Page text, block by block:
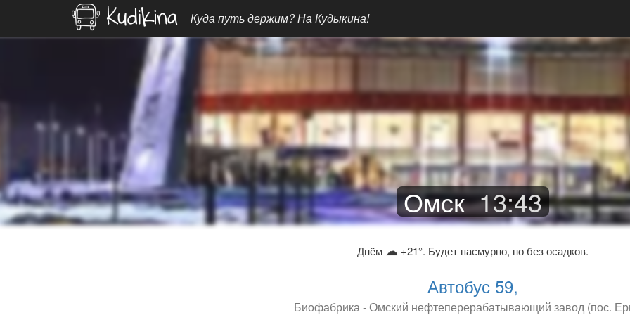
Куда путь держим? На Кудыкина!
Омск 13:43
Днём ☁ +21°. Будет пасмурно, но без осадков.
Автобус 59,
Биофабрика - Омский нефтеперерабатывающий завод (пос.